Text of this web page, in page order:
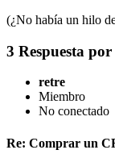
(¿No había un hilo
3 Respuesta por
retre
Miembro
No conectado
Re: Comprar un